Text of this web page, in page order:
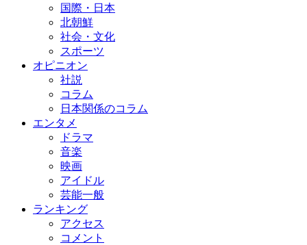
国際・日本
北朝鮮
社会・文化
スポーツ
オピニオン
社説
コラム
日本関係のコラム
エンタメ
ドラマ
音楽
映画
アイドル
芸能一般
ランキング
アクセス
コメント